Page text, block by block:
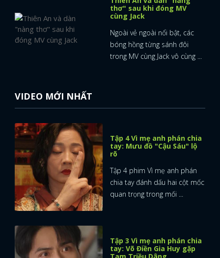
thơ" sau khi đóng MV
cùng Jack
Ngoài vẻ ngoài nổi bật, các
bóng hồng từng sánh đôi
trong MV cùng Jack vô cùng ...
VIDEO MỚI NHẤT
Tập 4 Vì mẹ anh phán chia
tay: Mưu đồ "Cậu Sáu" lộ
rõ
Tập 4 phim Vì mẹ anh phán
chia tay đánh dấu hai cột mốc
quan trọng trong mối ...
Tập 3 Vì mẹ anh phán chia
tay: Võ Điền Gia Huy gặp